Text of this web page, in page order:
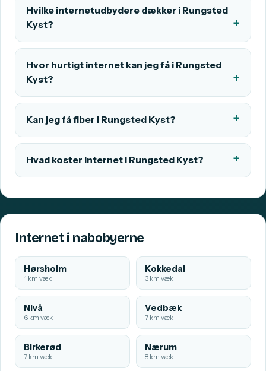
Hvilke internetudbydere dækker i Rungsted
Kyst?
Hvor hurtigt internet kan jeg få i Rungsted
Kyst?
Kan jeg få fiber i Rungsted Kyst?
Hvad koster internet i Rungsted Kyst?
Internet i nabobyerne
Hørsholm
1 km væk
Kokkedal
3 km væk
Nivå
6 km væk
Vedbæk
7 km væk
Birkerød
7 km væk
Nærum
8 km væk